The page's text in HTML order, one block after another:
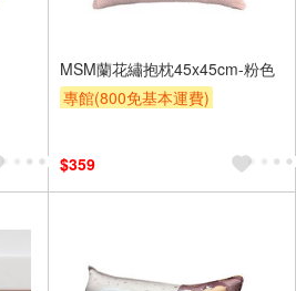
MSM蘭花繡抱枕45x45cm-粉色
專館(800免基本運費)
$359